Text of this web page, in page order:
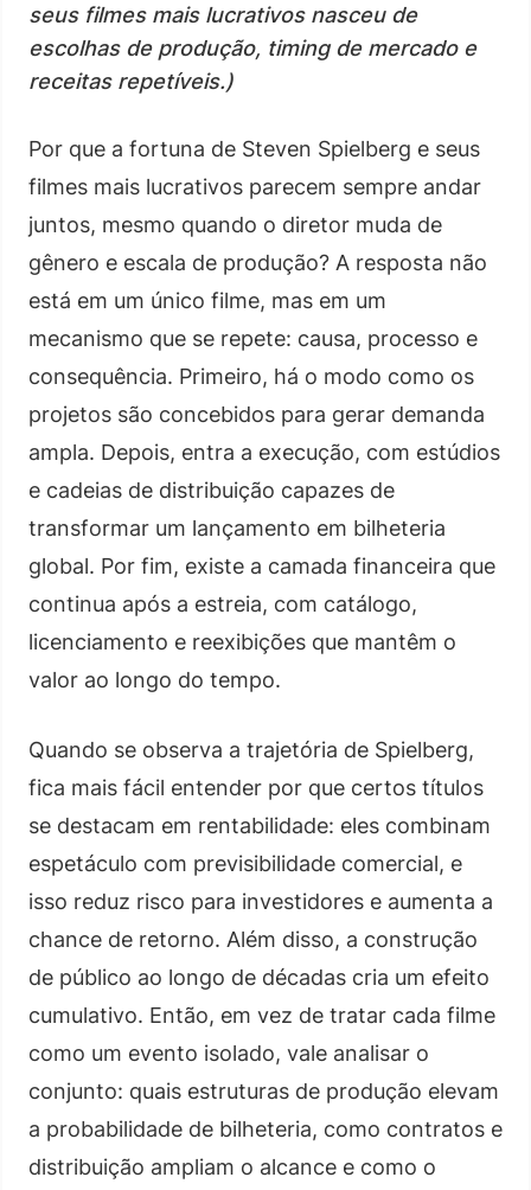
seus filmes mais lucrativos nasceu de
escolhas de produção, timing de mercado e
receitas repetíveis.)
Por que a fortuna de Steven Spielberg e seus
filmes mais lucrativos parecem sempre andar
juntos, mesmo quando o diretor muda de
gênero e escala de produção? A resposta não
está em um único filme, mas em um
mecanismo que se repete: causa, processo e
consequência. Primeiro, há o modo como os
projetos são concebidos para gerar demanda
ampla. Depois, entra a execução, com estúdios
e cadeias de distribuição capazes de
transformar um lançamento em bilheteria
global. Por fim, existe a camada financeira que
continua após a estreia, com catálogo,
licenciamento e reexibições que mantêm o
valor ao longo do tempo.
Quando se observa a trajetória de Spielberg,
fica mais fácil entender por que certos títulos
se destacam em rentabilidade: eles combinam
espetáculo com previsibilidade comercial, e
isso reduz risco para investidores e aumenta a
chance de retorno. Além disso, a construção
de público ao longo de décadas cria um efeito
cumulativo. Então, em vez de tratar cada filme
como um evento isolado, vale analisar o
conjunto: quais estruturas de produção elevam
a probabilidade de bilheteria, como contratos e
distribuição ampliam o alcance e como o